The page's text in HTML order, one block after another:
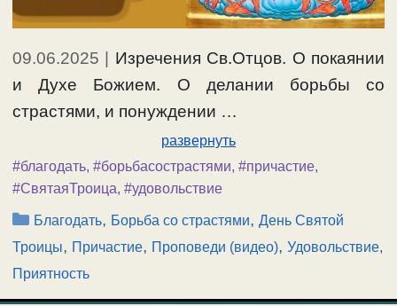
09.06.2025
Изречения Св.Отцов. О покаянии
и Духе Божием. О делании борьбы со
страстями, и понуждении …
развернуть
#благодать, #борьбасострастями, #причастие,
#СвятаяТроица, #удовольствие
Рубрики
Благодать, Борьба со страстями,День Святой
Троицы, Причастие, Проповеди (видео), Удовольствие,
Приятность